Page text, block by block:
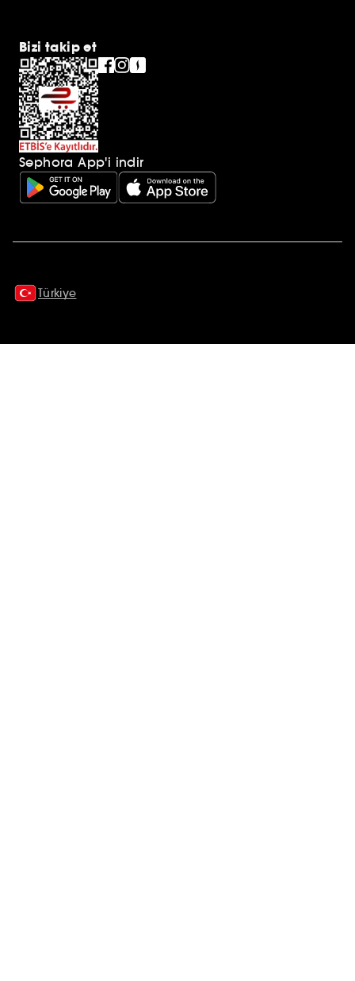
Bizi takip et
Sephora App'i indir
Türkiye